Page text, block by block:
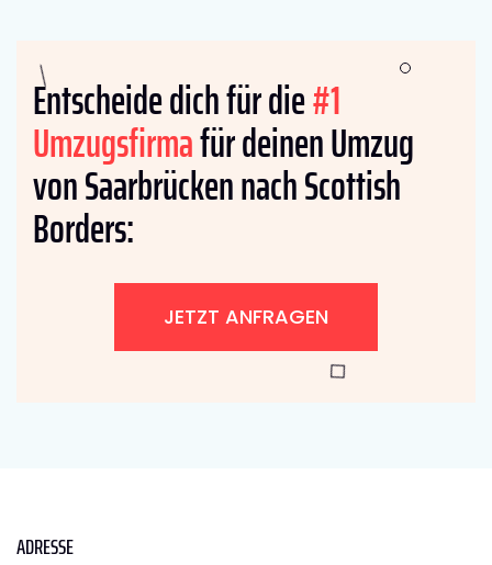
Entscheide dich für die#1
Umzugsfirmafür deinen Umzug
von Saarbrücken nach Scottish
Borders:
JETZT ANFRAGEN
ADRESSE